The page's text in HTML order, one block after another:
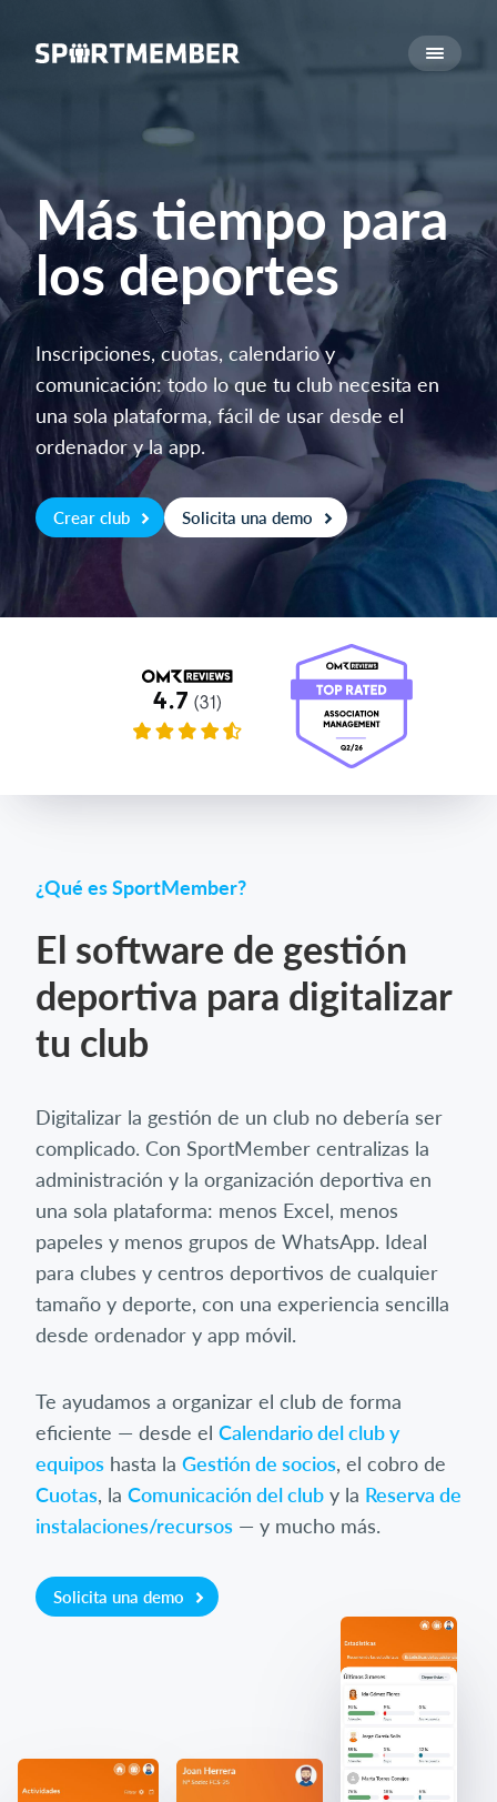
Acerca de SportMember
¿Quiénes somos?
Conócenos
Funciones
Calendario
Gestión de pagos
Sitio web
App móvil
Tienda Online
¿Cuanto cuesta?
Español
Iniciar sesión
Más tiempo para
los deportes
Inscripciones, cuotas, calendario y
comunicación: todo lo que tu club necesita en
una sola plataforma, fácil de usar desde el
ordenador y la app.
Crear club Solicita una demo
¿Qué es SportMember?
El software de gestión
deportiva para digitalizar
tu club
Digitalizar la gestión de un club no debería ser
complicado. Con SportMember centralizas la
administración y la organización deportiva en
una sola plataforma: menos Excel, menos
papeles y menos grupos de WhatsApp. Ideal
para clubes y centros deportivos de cualquier
tamaño y deporte, con una experiencia sencilla
desde ordenador y app móvil.
Te ayudamos a organizar el club de forma
eficiente — desde el Calendario del club y
equipos hasta la Gestión de socios, el cobro de
Cuotas, la Comunicación del club y la Reserva de
instalaciones/recursos — y mucho más.
Solicita una demo